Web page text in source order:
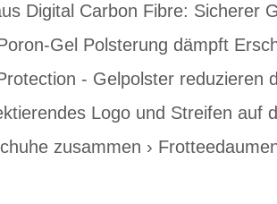
Digital Carbon Fibre: Sicherer
Gel Polsterung dämpft
- Gelpolster reduzieren
Logo und Streifen auf
zusammen ›